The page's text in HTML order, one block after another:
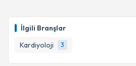
İlgili Branşlar
Kardiyoloji
3
E-posta Adresiniz